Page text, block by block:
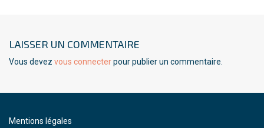
LAISSER UN COMMENTAIRE
Vous devez vous connecterpour publier un commentaire.
Mentions légales